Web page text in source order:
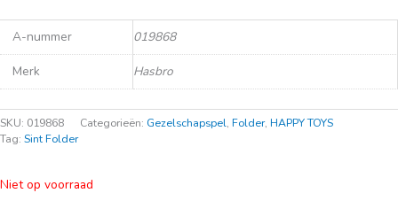
A-nummer 019868
Merk Hasbro
SKU: 019868 Categorieën: Gezelschapspel, Folder, HAPPY TOYS
Tag: Sint Folder
Niet op voorraad